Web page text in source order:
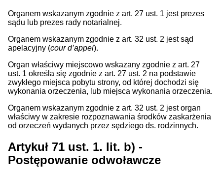
Organem wskazanym zgodnie z art. 27 ust. 1 jest prezes
sądu lub prezes rady notarialnej.
Organem wskazanym zgodnie z art. 32 ust. 2 jest sąd
apelacyjny (cour d’appel).
Organ właściwy miejscowo wskazany zgodnie z art. 27
ust. 1 określa się zgodnie z art. 27 ust. 2 na podstawie
zwykłego miejsca pobytu strony, od której dochodzi się
wykonania orzeczenia, lub miejsca wykonania orzeczenia.
Organem wskazanym zgodnie z art. 32 ust. 2 jest organ
właściwy w zakresie rozpoznawania środków zaskarżenia
od orzeczeń wydanych przez sędziego ds. rodzinnych.
Artykuł 71 ust. 1. lit. b) -
Postępowanie odwoławcze